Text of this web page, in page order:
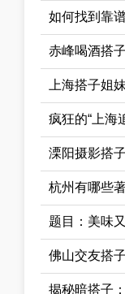
如何找到靠
赤峰喝酒搭
上海搭子姐
疯狂的“上海
溧阳摄影搭子
杭州有哪些
题目：美味
佛山交友搭
揭秘暗搭子